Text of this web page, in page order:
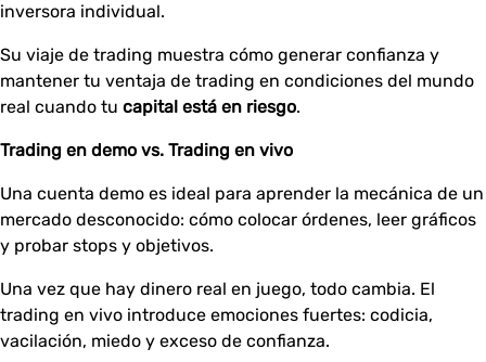
inversora individual.
Su viaje de trading muestra cómo generar confianza y
mantener tu ventaja de trading en condiciones del mundo
real cuando tu capital está en riesgo.
Trading en demo vs. Trading en vivo
Una cuenta demo es ideal para aprender la mecánica de un
mercado desconocido: cómo colocar órdenes, leer gráficos
y probar stops y objetivos.
Una vez que hay dinero real en juego, todo cambia. El
trading en vivo introduce emociones fuertes: codicia,
vacilación, miedo y exceso de confianza.